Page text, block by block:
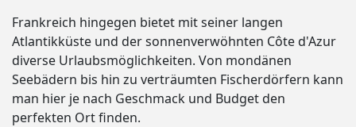
Frankreich hingegen bietet mit seiner langen
Atlantikküste und der sonnenverwöhnten Côte d'Azur
diverse Urlaubsmöglichkeiten. Von mondänen
Seebädern bis hin zu verträumten Fischerdörfern kann
man hier je nach Geschmack und Budget den
perfekten Ort finden.